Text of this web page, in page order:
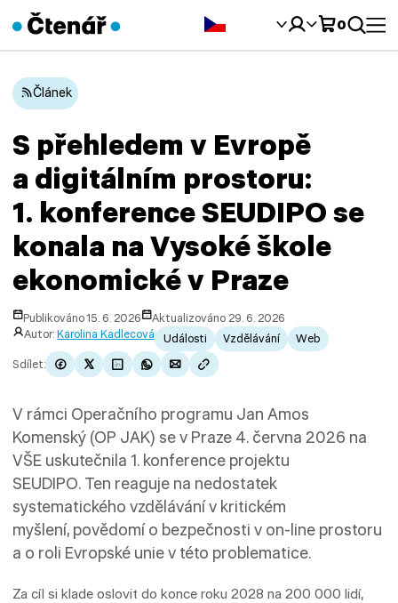
0
Článek
S přehledem v Evropě
a digitálním prostoru:
1. konference SEUDIPO se
konala na Vysoké škole
ekonomické v Praze
Publikováno 15. 6. 2026
Aktualizováno 29. 6. 2026
Autor:Karolina Kadlecová Události Vzdělávání
Web
Sdílet:
V rámci Operačního programu Jan Amos
Komenský (OP JAK) se v Praze 4. června 2026 na
VŠE uskutečnila 1. konference projektu
SEUDIPO. Ten reaguje na nedostatek
systematického vzdělávání v kritickém
myšlení, povědomí o bezpečnosti v on-line prostoru
a o roli Evropské unie v této problematice.
Za cíl si klade oslovit do konce roku 2028 na 200 000 lidí,